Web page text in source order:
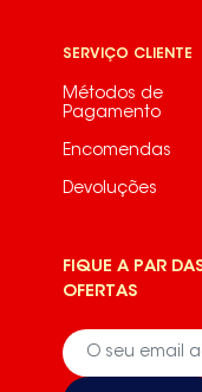
SERVIÇO CLIENTE
Métodos de
Pagamento
Encomendas
Devoluções
FIQUE A PAR
OFERTAS